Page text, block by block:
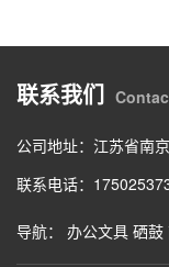
联系我们
公司地址：江苏省南
联系电话：
导航： 办公文具 硒鼓